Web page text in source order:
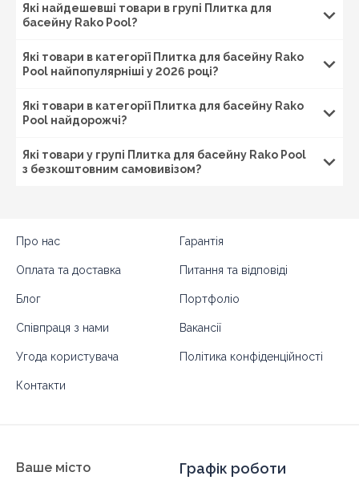
Які найдешевші товари в групі Плитка для
басейну Rako Pool?
Які товари в категорії Плитка для басейну Rako
Pool найпопулярніші у 2026 році?
Які товари в категорії Плитка для басейну Rako
Pool найдорожчі?
Які товари у групі Плитка для басейну Rako Pool
з безкоштовним самовивізом?
Про нас Гарантія
Оплата та доставка Питання та відповіді
Блог Портфоліо
Співпраця з нами Вакансії
Угода користувача Політика конфіденційності
Контакти
Ваше місто Графік роботи